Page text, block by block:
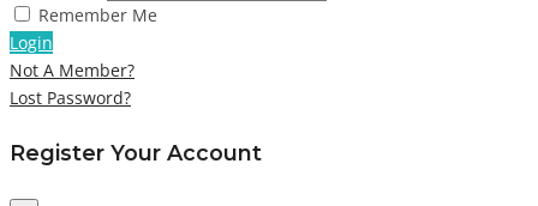
Remember Me
Login
Not A Member?
Lost Password?
Register Your Account